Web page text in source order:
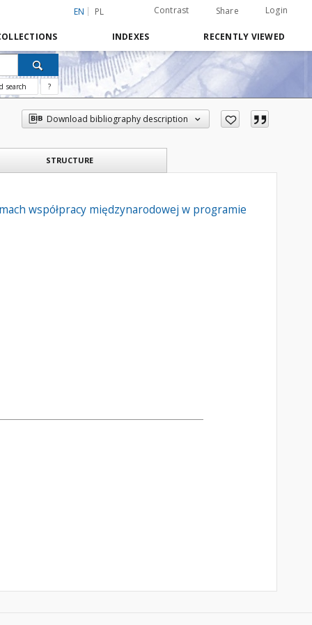
EN PL Contrast Share Login
INDEXES RECENTLY VIEWED
search ?
Download bibliography description
STRUCTURE
współpracy międzynarodowej w programie